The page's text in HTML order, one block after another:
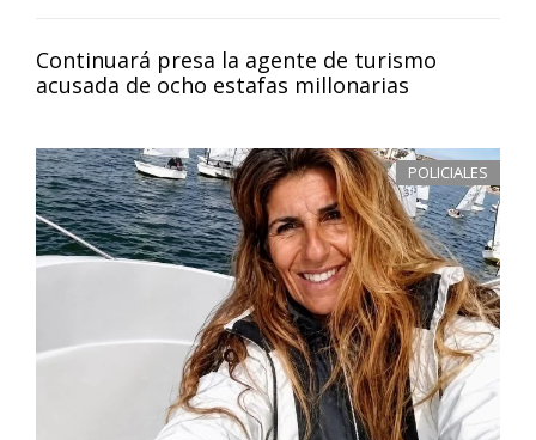
Continuará presa la agente de turismo
acusada de ocho estafas millonarias
POLICIALES